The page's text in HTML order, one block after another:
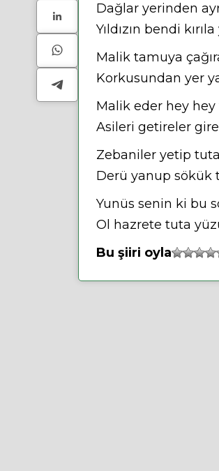
Dağlar yerinden
Yıldızın bendi
Malik tamuya
Korkusundan yer
Malik eder hey
Asileri getireler
Zebaniler yetip
Derü yanup sökük
Yunüs senin ki bu
Ol hazrete tuta
Bu şiiri oyla